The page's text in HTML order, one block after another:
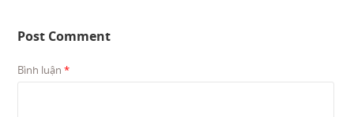
Post Comment
Bình luận*